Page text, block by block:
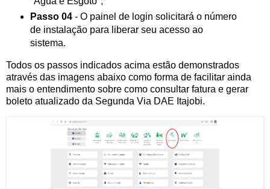
Passo 04- O painel de login solicitará o número
de instalação para liberar seu acesso ao
sistema.
Todos os passos indicados acima estão demonstrados
através das imagens abaixo como forma de facilitar ainda
mais o entendimento sobre como consultar fatura e gerar
boleto atualizado da Segunda Via DAE Itajobi.